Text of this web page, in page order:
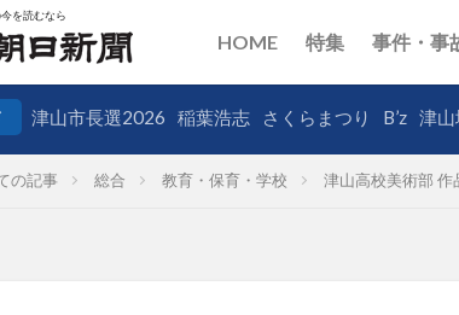
HOME 特集 事件・事
津山市長選2026 稲葉浩志 さくらまつり B’z 津山
の記事 総合 教育・保育・学校 津山高校美術部 作